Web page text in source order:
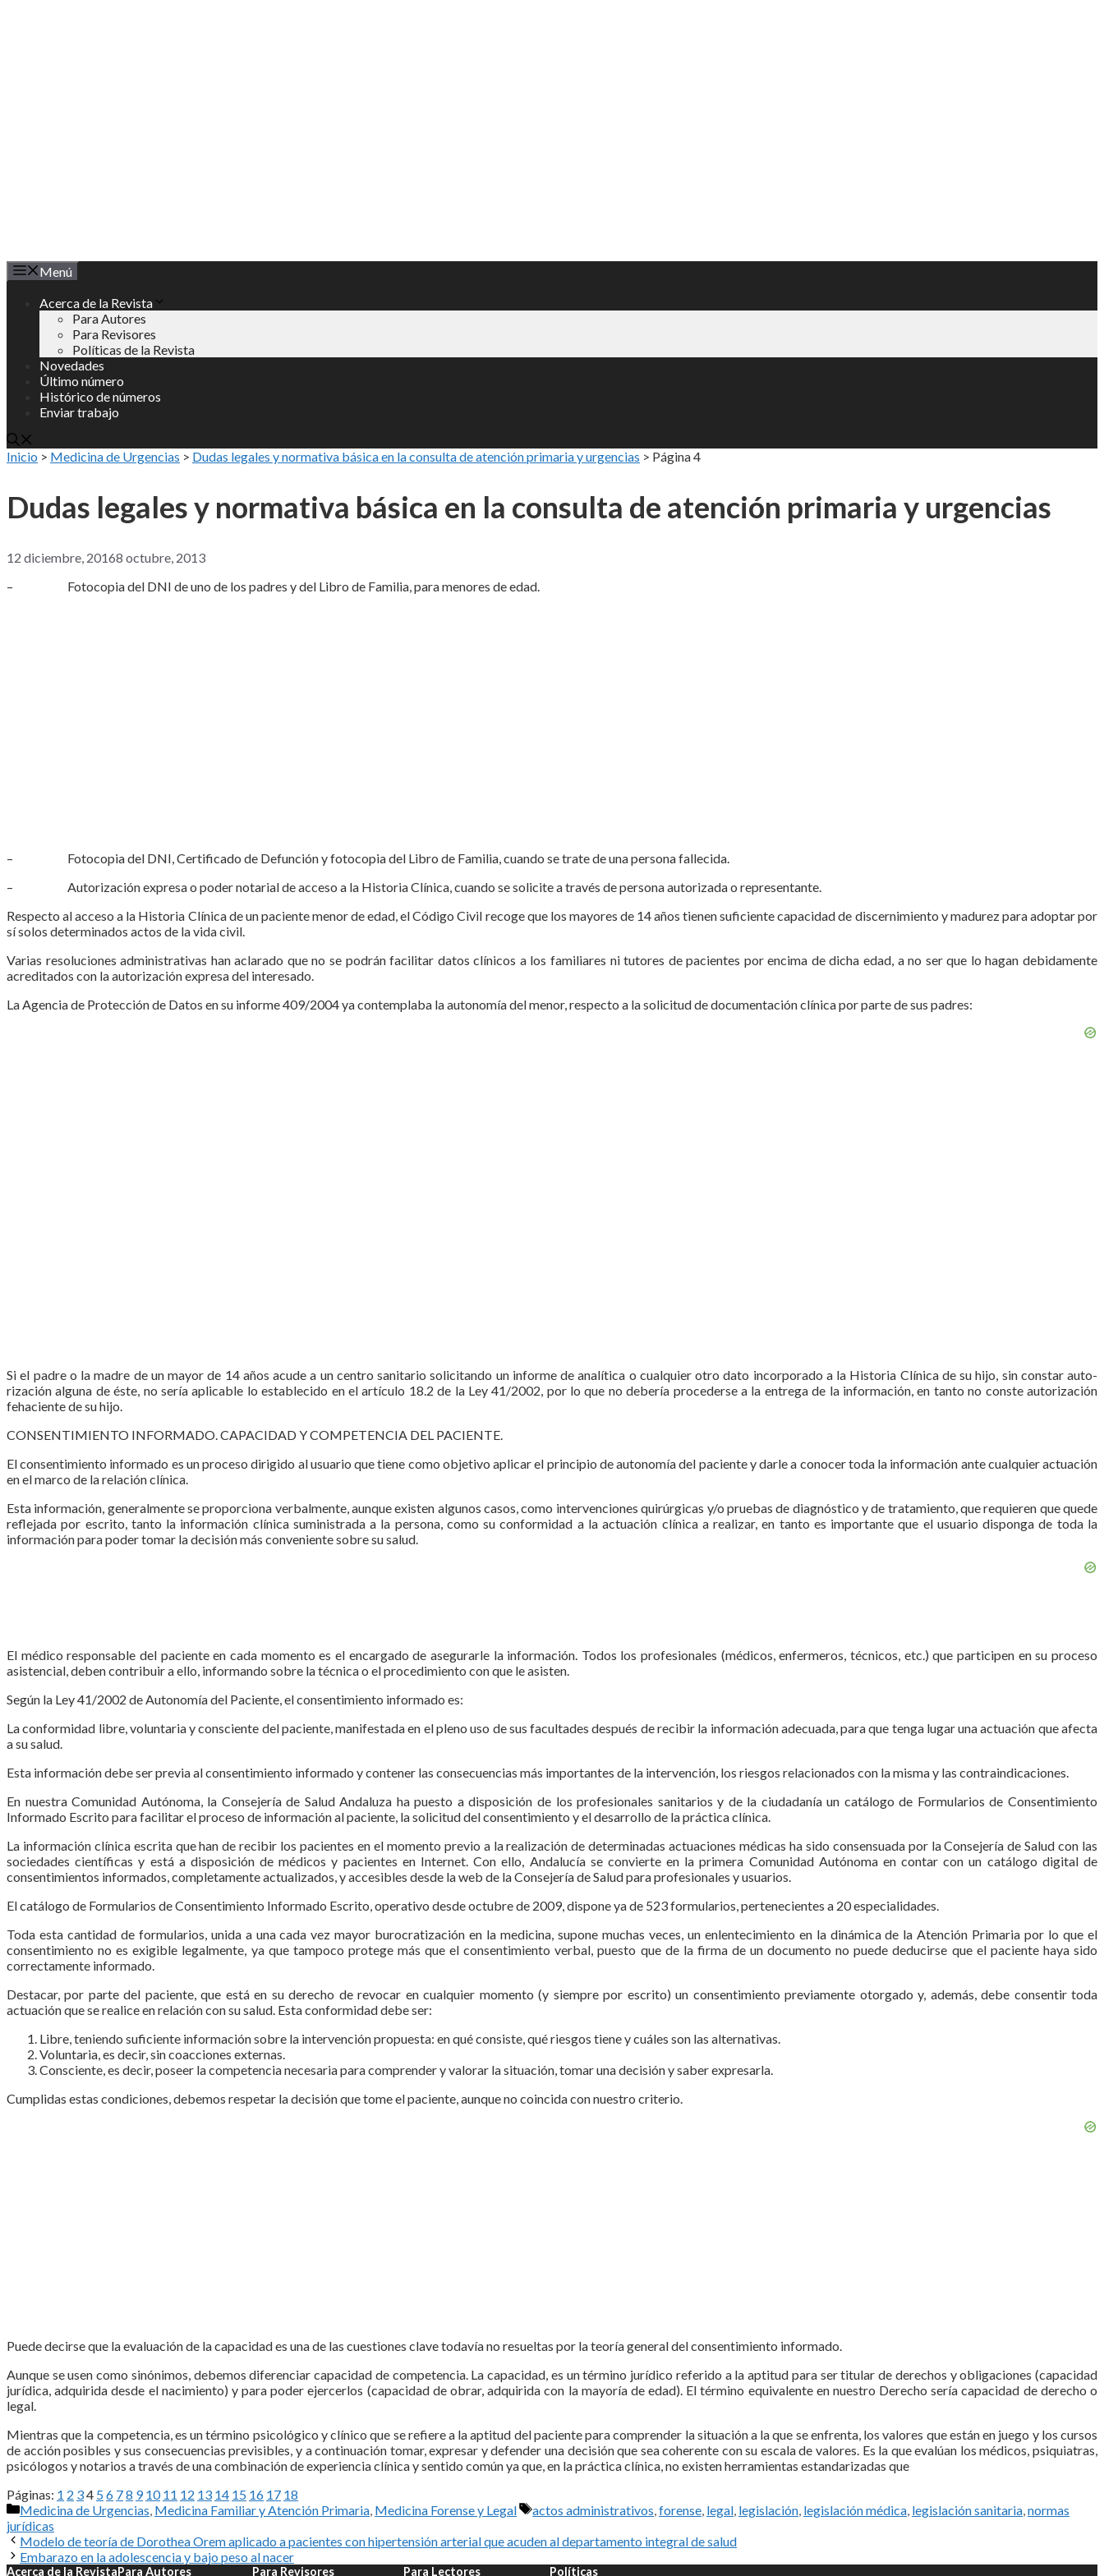
Menú
Acerca de la Revista
Para Autores
Para Revisores
Políticas de la Revista
Novedades
Último número
Histórico de números
Enviar trabajo
Inicio > Medicina de Urgencias > Dudas legales y normativa básica en la consulta de atención primaria y urgencias > Página 4
Dudas legales y normativa básica en la consulta de atención primaria y urgencias
12 diciembre, 20168 octubre, 2013
– Fotocopia del DNI de uno de los padres y del Libro de Familia, para menores de edad.
– Fotocopia del DNI, Certificado de Defunción y fotocopia del Libro de Familia, cuando se trate de una persona fallecida.
– Autorización expresa o poder notarial de acceso a la Historia Clínica, cuando se solicite a través de persona autorizada o representante.
Respecto al acceso a la Historia Clínica de un paciente menor de edad, el Có­digo Civil recoge que los mayores de 14 años tienen suficiente capa­cidad de discernimiento y madurez para adoptar por
sí solos determi­nados actos de la vida civil.
Varias resoluciones administrativas han aclarado que no se podrán facilitar datos clínicos a los familiares ni tu­tores de pacientes por encima de dicha edad, a no ser que lo hagan debidamente
acreditados con la autorización expresa del interesa­do.
La Agencia de Protección de Datos en su informe 409/2004 ya contemplaba la autonomía del menor, respecto a la solicitud de documentación clínica por parte de sus padres:
Si el padre o la madre de un mayor de 14 años acude a un centro sanitario solicitando un informe de analítica o cualquier otro dato incorporado a la Historia Clínica de su hijo, sin constar auto­
rización alguna de éste, no sería aplicable lo establecido en el artí­culo 18.2 de la Ley 41/2002, por lo que no debería procederse a la entrega de la información, en tanto no conste autorización
fehaciente de su hijo.
CONSENTIMIENTO INFORMADO. CAPACIDAD Y COMPETENCIA DEL PACIENTE.
El consentimiento informado es un proceso dirigido al usuario que tiene como objetivo aplicar el principio de autonomía del paciente y darle a conocer toda la información ante cualquier actuación
en el marco de la relación clínica.
Esta información, generalmente se proporciona verbalmente, aunque existen algunos casos, como intervenciones quirúrgicas y/o pruebas de diagnóstico y de tratamiento, que requieren que quede
reflejada por escrito, tanto la información clínica suministrada a la persona, como su conformidad a la actuación clínica a realizar, en tanto es importante que el usuario disponga de toda la
información para poder tomar la decisión más conveniente sobre su salud.
El médico responsable del pa­ciente en cada momento es el en­cargado de asegurarle la informa­ción. Todos los profesionales (médi­cos, enfermeros, técnicos, etc.) que participen en su proceso
asistencial, deben contribuir a ello, informando sobre la técnica o el procedimiento con que le asisten.­
Según la Ley 41/2002 de Auto­nomía del Paciente, el consenti­miento informado es:
La con­formidad libre, voluntaria y cons­ciente del paciente, manifestada en el pleno uso de sus facultades des­pués de recibir la información ade­cuada, para que tenga lugar una actuación que afecta
a su salud.
Esta información debe ser previa al consentimiento informado y contener las consecuencias más importantes de la intervención, los riesgos relacionados con la misma y las contraindicaciones.
En nuestra Comunidad Autónoma, la Consejería de Salud Andaluza ha puesto a disposición de los profesionales sanitarios y de la ciudadanía un catálogo de Formularios de Consentimiento
Informado Escrito para facilitar el proceso de información al paciente, la solicitud del consentimiento y el desarrollo de la práctica clínica.
La información clínica escrita que han de recibir los pacientes en el momento previo a la realización de determinadas actuaciones médicas ha sido consensuada por la Consejería de Salud con las
sociedades científicas y está a disposición de médicos y pacientes en Internet. Con ello, Andalucía se convierte en la primera Comunidad Autónoma en contar con un catálogo digital de
consentimientos informados, completamente actualizados, y accesibles desde la web de la Consejería de Salud para profesionales y usuarios.
El catálogo de Formularios de Consentimiento Informado Escrito, operativo desde octubre de 2009, dispone ya de 523 formularios, pertenecientes a 20 especialidades.
Toda esta cantidad de formularios, unida a una cada vez mayor burocratización en la medicina, supone muchas veces, un enlentecimiento en la dinámica de la Atención Primaria por lo que el
consentimiento no es exigible legalmente, ya que tampoco protege más que el consenti­miento verbal, puesto que de la firma de un documento no puede deducirse que el paciente haya sido
correctamente informado.
Destacar, por parte del paciente, que está en su derecho de revocar en cualquier momento (y siempre por escrito) un consentimiento previa­mente otorgado y, además, debe consentir toda
actuación que se realice en relación con su salud. Esta conformidad debe ser:
Libre, teniendo suficiente infor­mación sobre la intervención pro­puesta: en qué consiste, qué riesgos tiene y cuáles son las alternativas.
Voluntaria, es decir, sin coac­ciones externas.
Consciente, es decir, poseer la competencia necesaria para com­prender y valorar la situación, tomar una decisión y saber expresarla.
Cumplidas estas condiciones, debemos respetar la decisión que tome el paciente, aunque no coinci­da con nuestro criterio.
Puede decirse que la evaluación de la capacidad es una de las cuestiones clave todavía no resueltas por la teoría general del consentimiento informado.
Aunque se usen como sinónimos, debemos diferenciar capacidad de competencia. La capacidad, es un término jurídico referido a la aptitud para ser titular de derechos y obligaciones (capacidad
jurídica, adquirida desde el nacimiento) y para poder ejercerlos (capacidad de obrar, adquirida con la mayoría de edad). El término equivalente en nuestro Derecho sería capacidad de derecho o
legal.
Mientras que la competencia, es un término psicológico y clínico que se refiere a la aptitud del paciente para comprender la situación a la que se enfrenta, los valores que están en juego y los cursos
de ac­ción posibles y sus consecuencias previsibles, y a continuación tomar, expresar y defender una decisión que sea coherente con su escala de valores. Es la que evalúan los médicos, psiquiatras,
psicólogos y notarios a través de una combinación de experiencia clínica y sentido común ya que, en la práctica clínica, no existen herramientas estandarizadas que
Páginas: 1 2 34 56 78 9 10 11 12 13 14 15 16 17 18
Categorías
Medicina de Urgencias Medicina Familiar y Atención Primaria Medicina Forense y Legal Etiquetas
actos administrativos forense legal legislación legislación médica legislación sanitaria normas
jurídicas
Modelo de teoría de Dorothea Orem aplicado a pacientes con hipertensión arterial que acuden al departamento integral de salud
Embarazo en la adolescencia y bajo peso al nacer
Acerca de la RevistaPara Autores Para Revisores Para Lectores Políticas